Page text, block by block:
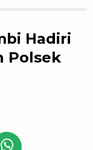
Hadiri
Polsek